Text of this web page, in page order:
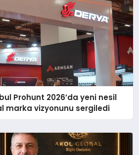
Prohunt 2026’da yeni nesil
marka vizyonunu sergiledi